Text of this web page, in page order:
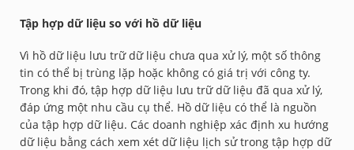
Tập hợp dữ liệu so với hồ dữ liệu
Vì hồ dữ liệu lưu trữ dữ liệu chưa qua xử lý, một số thông
tin có thể bị trùng lặp hoặc không có giá trị với công ty.
Trong khi đó, tập hợp dữ liệu lưu trữ dữ liệu đã qua xử lý,
đáp ứng một nhu cầu cụ thể. Hồ dữ liệu có thể là nguồn
của tập hợp dữ liệu. Các doanh nghiệp xác định xu hướng
dữ liệu bằng cách xem xét dữ liệu lịch sử trong tập hợp dữ